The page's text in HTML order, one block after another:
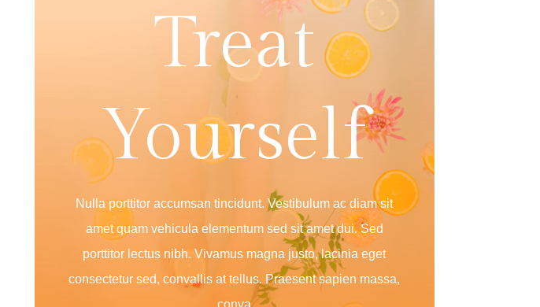
Treat
Yourself
Nulla porttitor accumsan tincidunt. Vestibulum ac diam sit
amet quam vehicula elementum sed sit amet dui. Sed
porttitor lectus nibh. Vivamus magna justo, lacinia eget
consectetur sed, convallis at tellus. Praesent sapien massa,
conva